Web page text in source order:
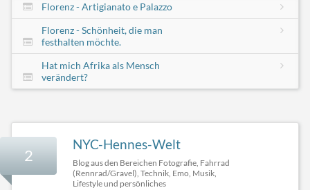
Florenz - Artigianato e Palazzo
Florenz - Schönheit, die man
festhalten möchte.
Hat mich Afrika als Mensch
verändert?
2
NYC-Hennes-Welt
Blog aus den Bereichen Fotografie, Fahrrad
(Rennrad/Gravel), Technik, Emo, Musik,
Lifestyle und persönliches